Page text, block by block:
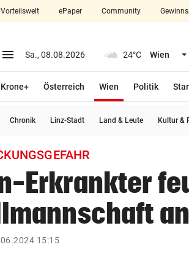
closeSchließen
arrow_right
Vorteilswelt ePaper Community
menu Menü aufklappen
Sa., 08.08.2026 24°C Wien
Krone+ Österreich Wien
Politik
Chronik Linz-Stadt Land & Leute Kultur &
Erkrankter
an
15:15